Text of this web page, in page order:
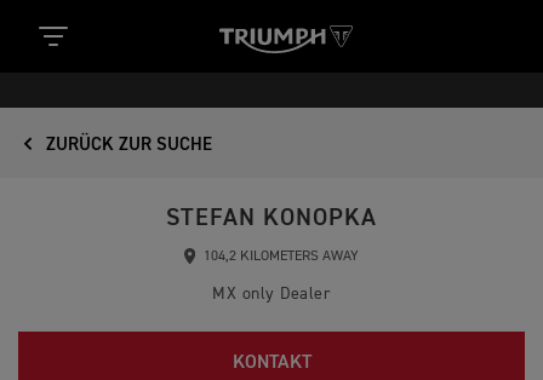
ZURÜCK ZUR SUCHE
STEFAN KONOPKA
104,2 KILOMETERS AWAY
MX only Dealer
KONTAKT